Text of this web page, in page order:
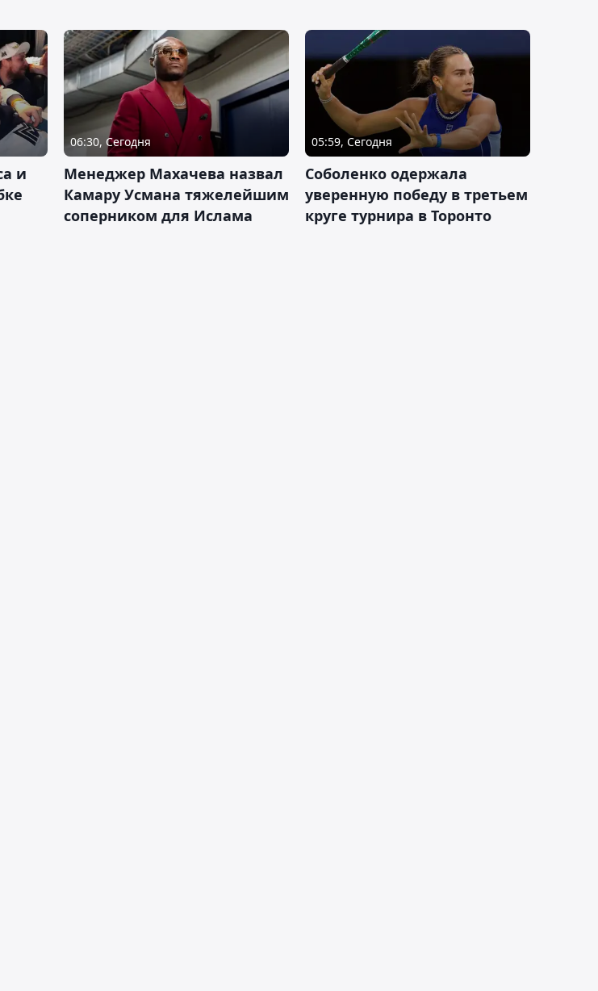
и
06:30, Сегодня
Менеджер Махачева назвал
Камару Усмана тяжелейшим
соперником для Ислама
05:59, Сегодня
Соболенко одержала
уверенную победу в третьем
круге турнира в Торонто